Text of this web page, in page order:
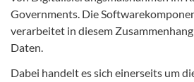
Governments. Die
verarbeitet in diesem
Daten.
Dabei handelt es sich einerseits um